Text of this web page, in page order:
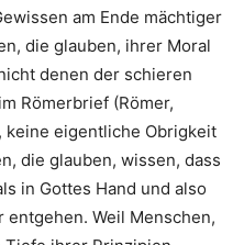
am Ende mächtiger
die glauben, ihrer Moral
denen der schieren
Römerbrief (Römer,
keine eigentliche Obrigkeit
die glauben, wissen, dass
in Gottes Hand und also
Weil Menschen,